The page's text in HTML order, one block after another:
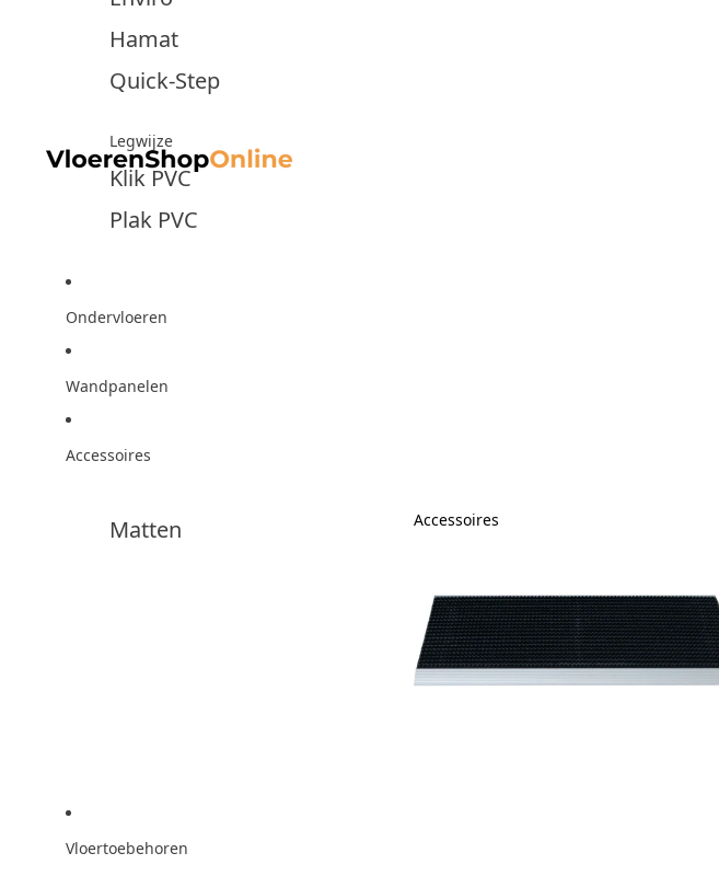
Hamat
Quick-Step
Legwijze
Klik PVC
Plak PVC
Ondervloeren
Wandpanelen
Accessoires
Matten Accessoires
Vloertoebehoren